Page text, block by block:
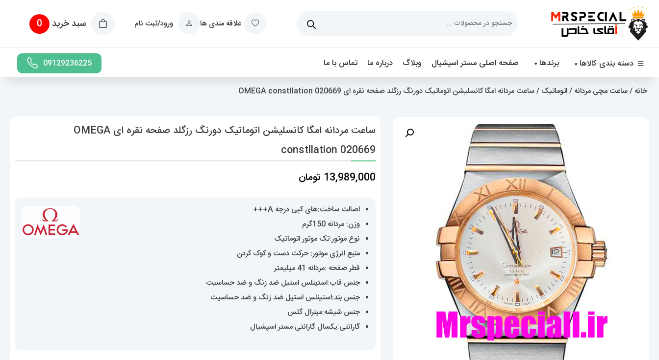
علاقه مندی ها ورود/ثبت نام سبد خرید 0
دسته بندی کالاها برندها صفحه اصلی مستر اسپشیال وبلاگ درباره ما تماس با ما 09129236225
خانه /ساعت مچی مردانه /اتوماتیک / ساعت مردانه امگا کانسلیشن اتوماتیک دورنگ رزگلد صفحه نقره ای OMEGA constllation 020669
ساعت مردانه امگا کانسلیشن اتوماتیک دورنگ رزگلد صفحه نقره ای OMEGA
constllation 020669
13,989,000 تومان
اصالت ساخت:های کپی درجه A+++
وزن: مردانه 150گرم
نوع موتور:تک موتور اتوماتیک
منبع انرژی موتور: حرکت دست و کوک کردن
قطر صفحه :مردانه 41 میلیمتر
جنس قاب:استینلس استیل ضد زنگ و ضد حساسیت
جنس بند:استینلس استیل ضد زنگ و ضد حساسیت
جنس شیشه:مینرال گلس
گارانتی:یکسال گارانتی مستر اسپشیال